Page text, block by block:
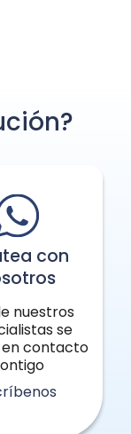
con
nuestros
se
contacto